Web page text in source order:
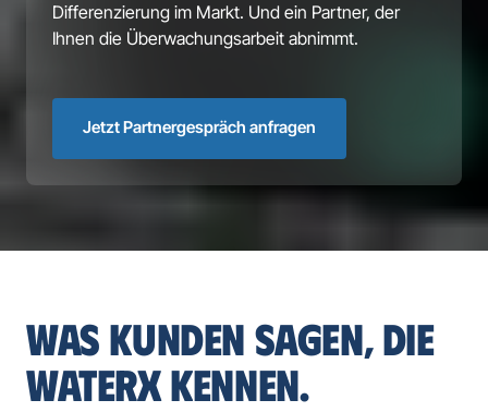
Differenzierung im Markt. Und ein Partner,
der
Ihnen die Überwachungsarbeit abnimmt.
Jetzt Partnergespräch anfragen
WAS KUNDEN SAGEN, DIE
WATERX KENNEN.